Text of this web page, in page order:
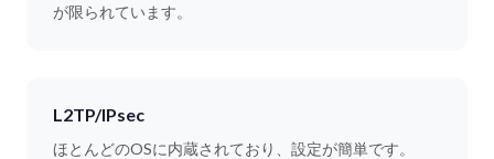
が限られています。
L2TP/IPsec
ほとんどのOSに内蔵されており、設定が簡単です。